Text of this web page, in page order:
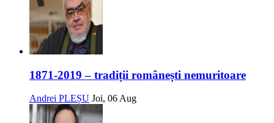
1871-2019 – tradiții românești nemuritoare
Andrei PLEȘU Joi, 06 Aug